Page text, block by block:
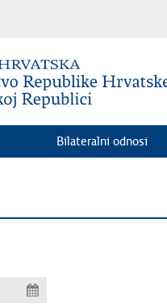
Bilateralni odnosi